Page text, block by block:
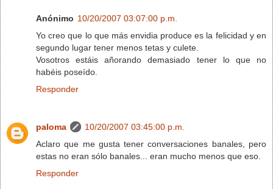
Anónimo 10/20/2007 03:07:00 p.m.
Yo creo que lo que más envidia produce es la felicidad y en
segundo lugar tener menos tetas y culete.
Vosotros estáis añorando demasiado tener lo que no
habéis poseído.
Responder
paloma
10/20/2007 03:45:00 p.m.
Aclaro que me gusta tener conversaciones banales, pero
estas no eran sólo banales... eran mucho menos que eso.
Responder